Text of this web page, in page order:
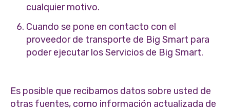
cualquier motivo.
Cuando se pone en contacto con el
proveedor de transporte de Big Smart para
poder ejecutar los Servicios de Big Smart.
Es posible que recibamos datos sobre usted de
otras fuentes, como información actualizada de